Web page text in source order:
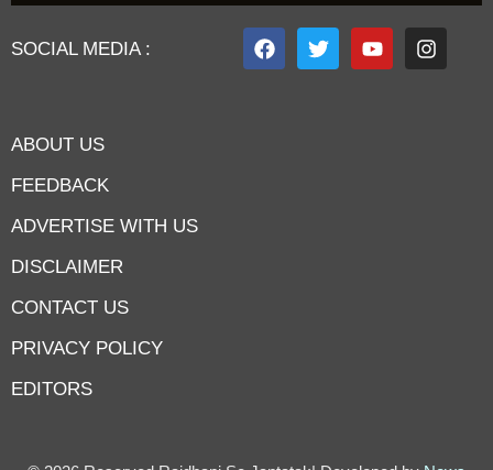
SOCIAL MEDIA :
ABOUT US
FEEDBACK
ADVERTISE WITH US
DISCLAIMER
CONTACT US
PRIVACY POLICY
EDITORS